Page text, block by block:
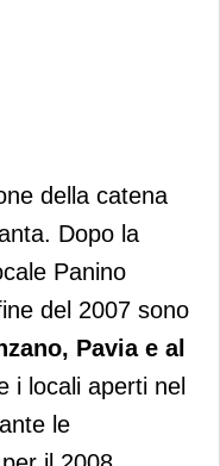
della catena
Dopo la
Panino
del 2007 sono
Pavia e al
i locali aperti nel
le